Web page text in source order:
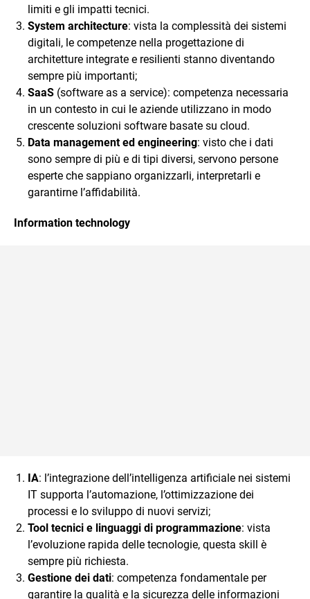
limiti e gli impatti tecnici.
System architecture: vista la complessità dei sistemi
digitali, le competenze nella progettazione di
architetture integrate e resilienti stanno diventando
sempre più importanti;
SaaS (software as a service): competenza necessaria
in un contesto in cui le aziende utilizzano in modo
crescente soluzioni software basate su cloud.
Data management ed engineering: visto che i dati
sono sempre di più e di tipi diversi, servono persone
esperte che sappiano organizzarli, interpretarli e
garantirne l’affidabilità.
Information technology
IA: l’integrazione dell’intelligenza artificiale nei sistemi
IT supporta l’automazione, l’ottimizzazione dei
processi e lo sviluppo di nuovi servizi;
Tool tecnici e linguaggi di programmazione: vista
l’evoluzione rapida delle tecnologie, questa skill è
sempre più richiesta.
Gestione dei dati: competenza fondamentale per
garantire la qualità e la sicurezza delle informazioni